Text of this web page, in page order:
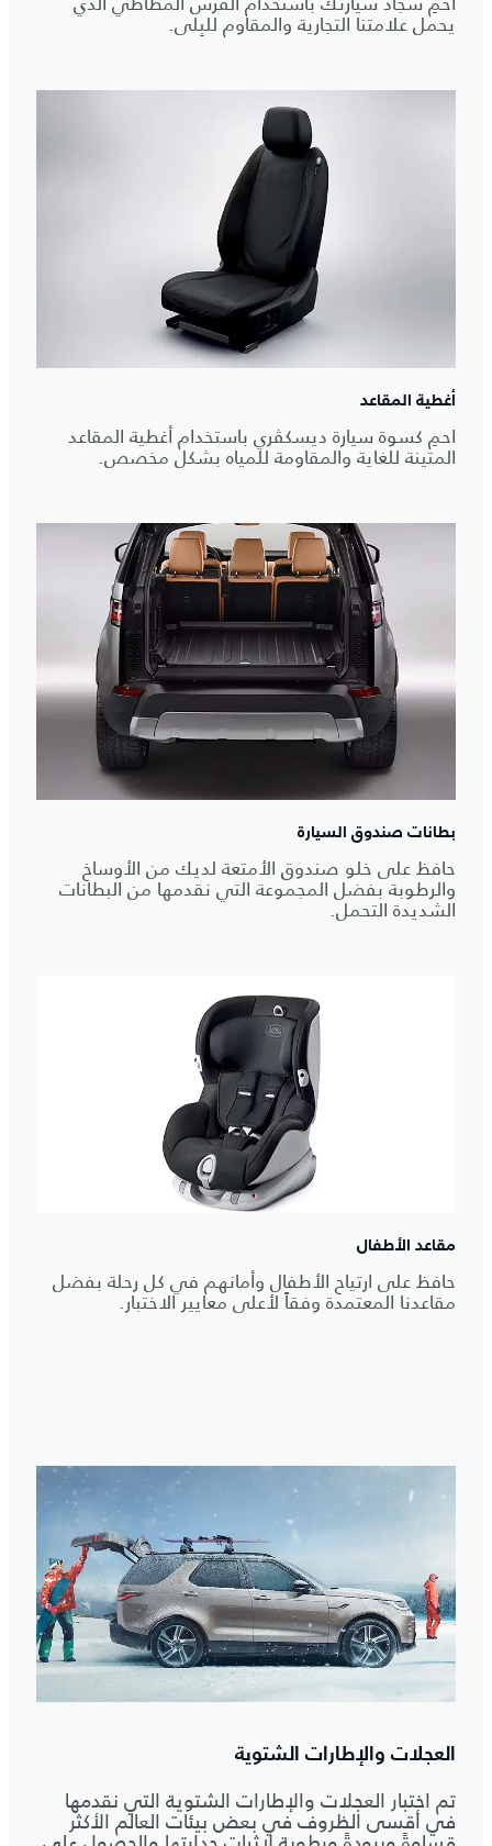
يحمل علامتنا التجارية والمقاوم للبِلى.
أغطية المقاعد
احمِ كسوة سيارة ديسكڤري باستخدام أغطية المقاعد
المتينة للغاية والمقاومة للمياه بشكل مخصص.
بطانات صندوق السيارة
حافظ على خلو صندوق الأمتعة لديك من الأوساخ
والرطوبة بفضل المجموعة التي نقدمها من البطانات
الشديدة التحمل.
مقاعد الأطفال
حافظ على ارتياح الأطفال وأمانهم في كل رحلة بفضل
مقاعدنا المعتمدة وفقاً لأعلى معايير الاختبار.
العجلات والإطارات الشتوية
تم اختبار العجلات والإطارات الشتوية التي نقدمها
في أقسى الظروف في بعض بيئات العالم الأكثر